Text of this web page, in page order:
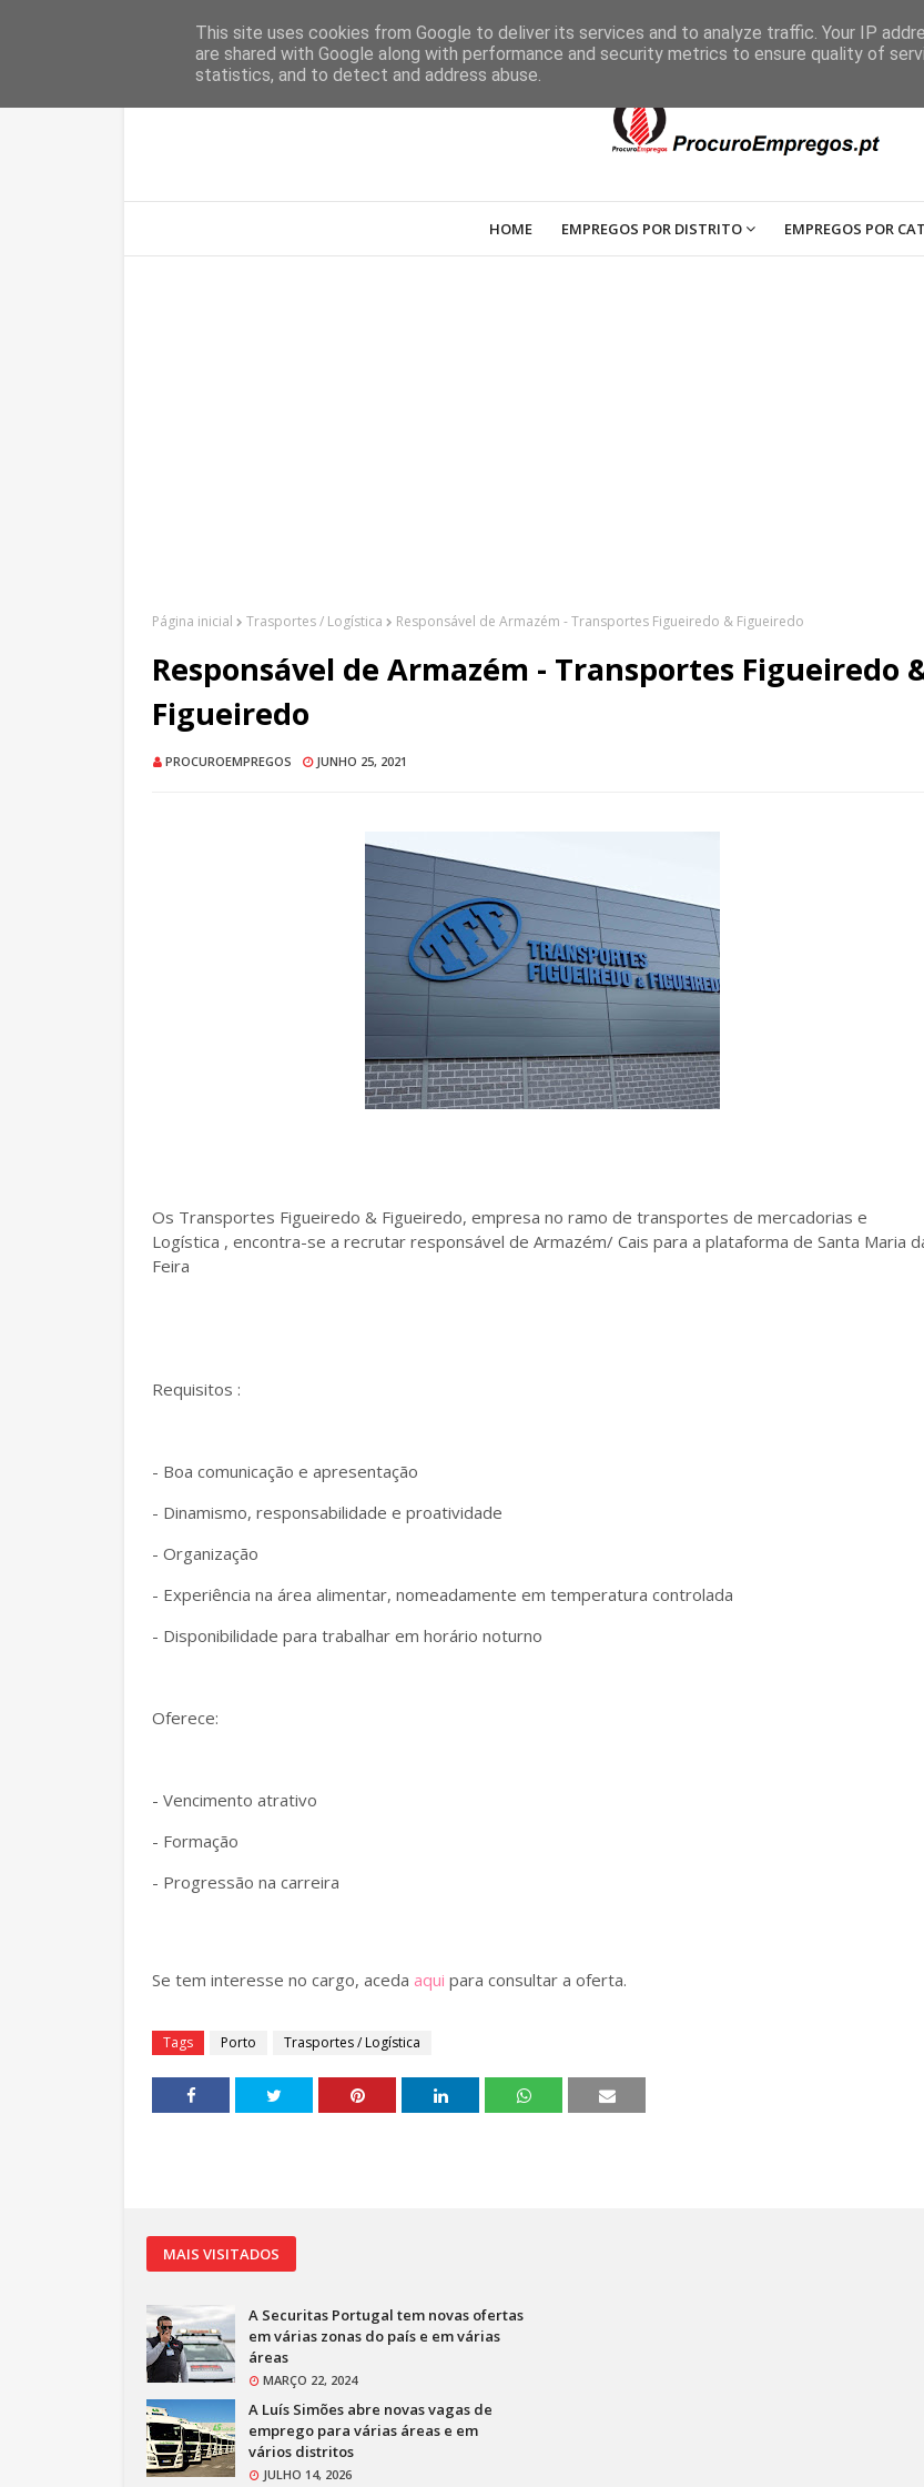
HOME EMPREGOS POR DISTRITO EMPREGOS POR
Página inicial Trasportes / Logística Responsável de Armazém - Transportes Figueiredo & Figueiredo
Responsável de Armazém - Transportes Figueiredo
Figueiredo
PROCUROEMPREGOS JUNHO 25, 2021
Os Transportes Figueiredo & Figueiredo, empresa no ramo de transportes de mercadorias e
Logística , encontra-se a recrutar responsável de Armazém/ Cais para a plataforma de Santa Maria
Feira
Requisitos :
- Boa comunicação e apresentação
- Dinamismo, responsabilidade e proatividade
- Organização
- Experiência na área alimentar, nomeadamente em temperatura controlada
- Disponibilidade para trabalhar em horário noturno
Oferece:
- Vencimento atrativo
- Formação
- Progressão na carreira
Se tem interesse no cargo, aceda aqui para consultar a oferta.
Tags Porto Trasportes / Logística
MAIS VISITADOS
A Securitas Portugal tem novas ofertas
em várias zonas do país e em várias
áreas
MARÇO 22, 2024
A Luís Simões abre novas vagas de
emprego para várias áreas e em
vários distritos
JULHO 14, 2026
This site uses cookies from Google to deliver its services and to analyze traffic. Your IP
are shared with Google along with performance and security metrics to ensure quality of
statistics, and to detect and address abuse.